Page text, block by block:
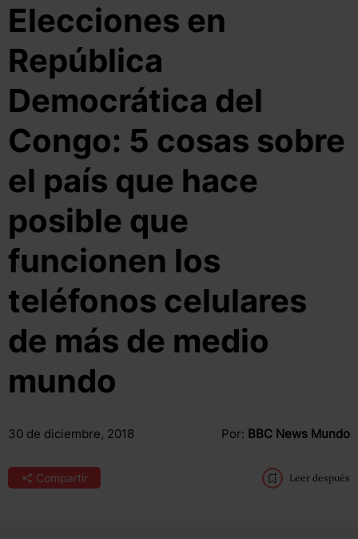
Elecciones en
República
Democrática del
Congo: 5 cosas sobre
el país que hace
posible que
funcionen los
teléfonos celulares
de más de medio
mundo
30 de diciembre, 2018 Por: BBC News Mundo
Compartir Leer después